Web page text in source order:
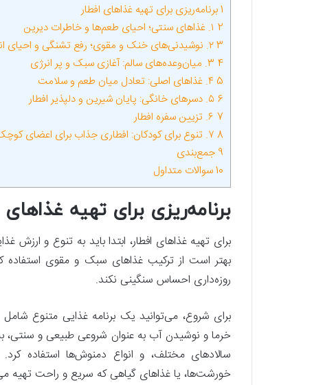
1برنامه‌ریزی برای تهیه غذاهای افطار
2
3
4
5
6
7
8
9 جمع‌بندی
10سوالات متداول
برنامه‌ریزی برای تهیه غذاهای
برای تهیه غذاهای افطار، ابتدا باید به تنوع و ارزش
بهتر است از ترکیب غذاهای سبک و مقوی استفاده
روزه‌داری احساس سنگینی نکند.
برای شروع، می‌توانید یک برنامه غذایی متنوع شامل
خرما و نوشیدن آب به عنوان شروعی طبیعی و سنتی،
سالادهای مختلف، و انواع دمنوش‌ها استفاده
خورشت‌ها، یا غذاهای گیاهی که سریع و راحت تهیه